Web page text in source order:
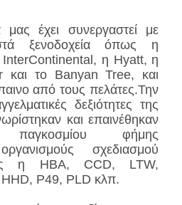
μας έχει συνεργαστεί με
ξενοδοχεία όπως η
η Hyatt, η
και το Banyan Tree, και
από τους πελάτες.Την
δεξιότητες της
και επαινέθηκαν
φήμης
σχεδιασμού
η HBA, CCD, LTW,
P49, PLD κλπ.